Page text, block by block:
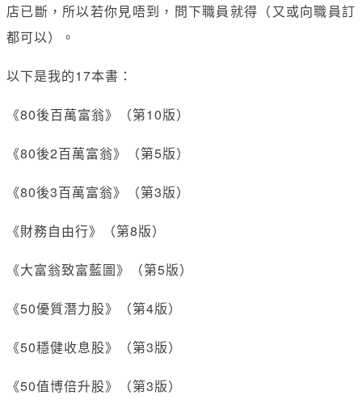
店已斷，所以若你見唔到，問下職員就得（又或向職員訂
都可以）。
以下是我的17本書：
《80後百萬富翁》（第10版）
《80後2百萬富翁》（第5版）
《80後3百萬富翁》（第3版）
《財務自由行》（第8版）
《大富翁致富藍圖》（第5版）
《50優質潛力股》（第4版）
《50穩健收息股》（第3版）
《50值博倍升股》（第3版）